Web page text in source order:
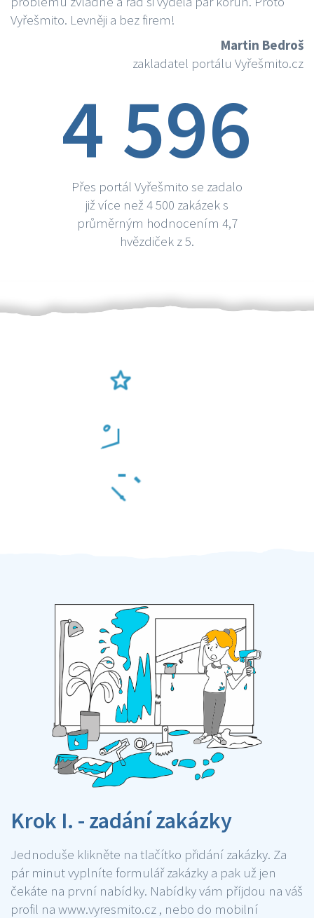
Vyřešmito. Levněji a bez firem!
Martin Bedroš
zakladatel portálu Vyřešmito.cz
4 596
Přes portál Vyřešmito se zadalo
již více než 4 500 zakázek s
průměrným hodnocením 4,7
hvězdiček z 5.
Krok I. - zadání zakázky
Jednoduše klikněte na tlačítko přidání zakázky. Za
pár minut vyplníte formulář zakázky a pak už jen
čekáte na první nabídky. Nabídky vám příjdou na váš
profil na www.vyresmito.cz , nebo do mobilní